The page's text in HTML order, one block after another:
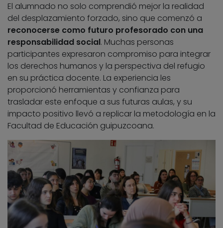
El alumnado no solo comprendió mejor la realidad
del desplazamiento forzado, sino que comenzó a
reconocerse como futuro profesorado con una
responsabilidad social. Muchas personas
participantes expresaron compromiso para integrar
los derechos humanos y la perspectiva del refugio
en su práctica docente. La experiencia les
proporcionó herramientas y confianza para
trasladar este enfoque a sus futuras aulas, y su
impacto positivo llevó a replicar la metodología en la
Facultad de Educación guipuzcoana.